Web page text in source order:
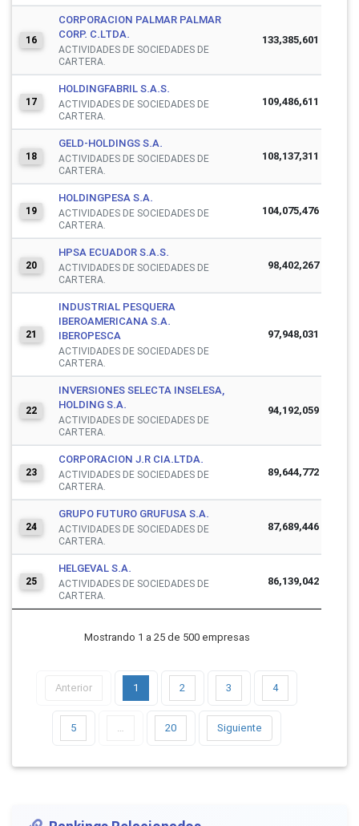
16
CORPORACION PALMAR PALMAR
CORP. C.LTDA.
ACTIVIDADES DE SOCIEDADES DE
CARTERA.
133,385,601
17
HOLDINGFABRIL S.A.S.
ACTIVIDADES DE SOCIEDADES DE
CARTERA.
109,486,611
18
GELD-HOLDINGS S.A.
ACTIVIDADES DE SOCIEDADES DE
CARTERA.
108,137,311
19
HOLDINGPESA S.A.
ACTIVIDADES DE SOCIEDADES DE
CARTERA.
104,075,476
20
HPSA ECUADOR S.A.S.
ACTIVIDADES DE SOCIEDADES DE
CARTERA.
98,402,267
21
INDUSTRIAL PESQUERA
IBEROAMERICANA S.A.
IBEROPESCA
ACTIVIDADES DE SOCIEDADES DE
CARTERA.
97,948,031
22
INVERSIONES SELECTA INSELESA,
HOLDING S.A.
ACTIVIDADES DE SOCIEDADES DE
CARTERA.
94,192,059
23
CORPORACION J.R CIA.LTDA.
ACTIVIDADES DE SOCIEDADES DE
CARTERA.
89,644,772
24
GRUPO FUTURO GRUFUSA S.A.
ACTIVIDADES DE SOCIEDADES DE
CARTERA.
87,689,446
25
HELGEVAL S.A.
ACTIVIDADES DE SOCIEDADES DE
CARTERA.
86,139,042
Mostrando 1 a 25 de 500 empresas
Anterior 1 2 3 4
5 … 20 Siguiente